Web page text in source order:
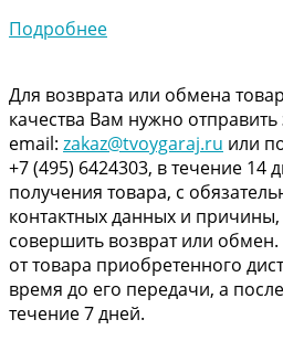
Подробнее
Для возврата или обмена
качества Вам нужно
email: zakaz@tvoygaraj.ru или
+7 (495) 6424303, в течение 14
получения товара, с
контактных данных и
совершить возврат или обмен.
от товара приобретенного
время до его передачи, а
течение 7 дней.